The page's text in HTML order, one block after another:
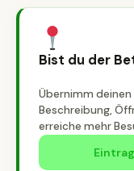
Bist du der
Übernimm deinen
Beschreibung,
erreiche mehr